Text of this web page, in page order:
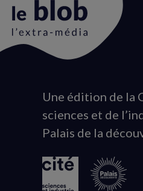
Animation
du
logo
Une édition de la
sciences et de
Palais de la